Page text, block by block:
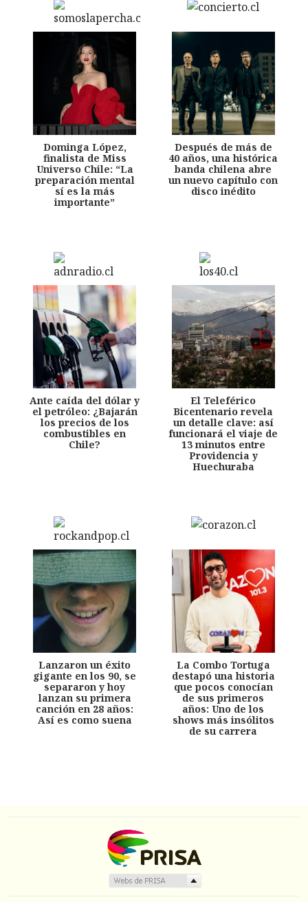
Dominga López,
finalista de Miss
Universo Chile: “La
preparación mental
sí es la más
importante”
Después de más de
40 años, una histórica
banda chilena abre
un nuevo capítulo con
disco inédito
Ante caída del dólar y
el petróleo: ¿Bajarán
los precios de los
combustibles en
Chile?
El Teleférico
Bicentenario revela
un detalle clave: así
funcionará el viaje de
13 minutos entre
Providencia y
Huechuraba
Lanzaron un éxito
gigante en los 90, se
separaron y hoy
lanzan su primera
canción en 28 años:
Así es como suena
La Combo Tortuga
destapó una historia
que pocos conocían
de sus primeros
años: Uno de los
shows más insólitos
de su carrera